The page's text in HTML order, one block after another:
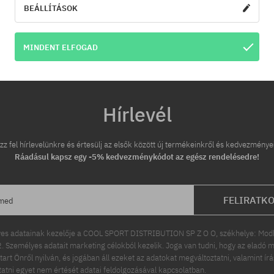
Hírlevél
fel hírlevelünkre és értesülj az elsők között új termékeinkről és
Ráadásul kapsz egy -5% kedvezménykódot az egész rendelésedre!
adatainak kezelője a COOL SPORT DISTRIBUTION SP Z O O, székhelye:
Személyes adatait marketing célokból kezelik. Joga van tudni, hogy az eladó
Önről nyilván, és jogában áll ezeket az adatokat megváltoztatni, valamint
egyet nem értését adatai feldolgozásával kapcsolatban.
BEÁLLÍTÁSOK
MINDENT ELFOGAD